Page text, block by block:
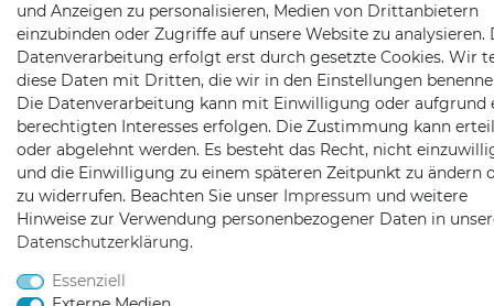
und Anzeigen zu personalisieren, Medien von Drittanbietern
einzubinden oder Zugriffe auf unsere Website zu analysieren.
Datenverarbeitung erfolgt erst durch gesetzte Cookies. Wir
diese Daten mit Dritten, die wir in den Einstellungen
Die Datenverarbeitung kann mit Einwilligung oder aufgrund
berechtigten Interesses erfolgen. Die Zustimmung kann
oder abgelehnt werden. Es besteht das Recht, nicht
und die Einwilligung zu einem späteren Zeitpunkt zu ändern
zu widerrufen. Beachten Sie unser Impressum und weitere
Hinweise zur Verwendung personenbezogener Daten in
Daten­schutz­erklärung.
Essenziell